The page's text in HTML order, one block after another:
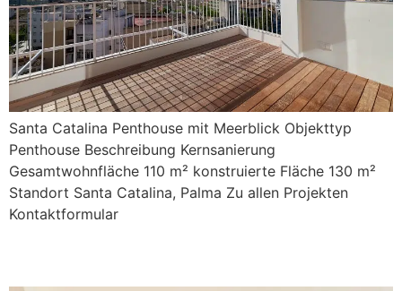
Santa Catalina Penthouse mit Meerblick Objekttyp
Penthouse Beschreibung Kernsanierung
Gesamtwohnfläche 110 m² konstruierte Fläche 130 m²
Standort Santa Catalina, Palma Zu allen Projekten
Kontaktformular